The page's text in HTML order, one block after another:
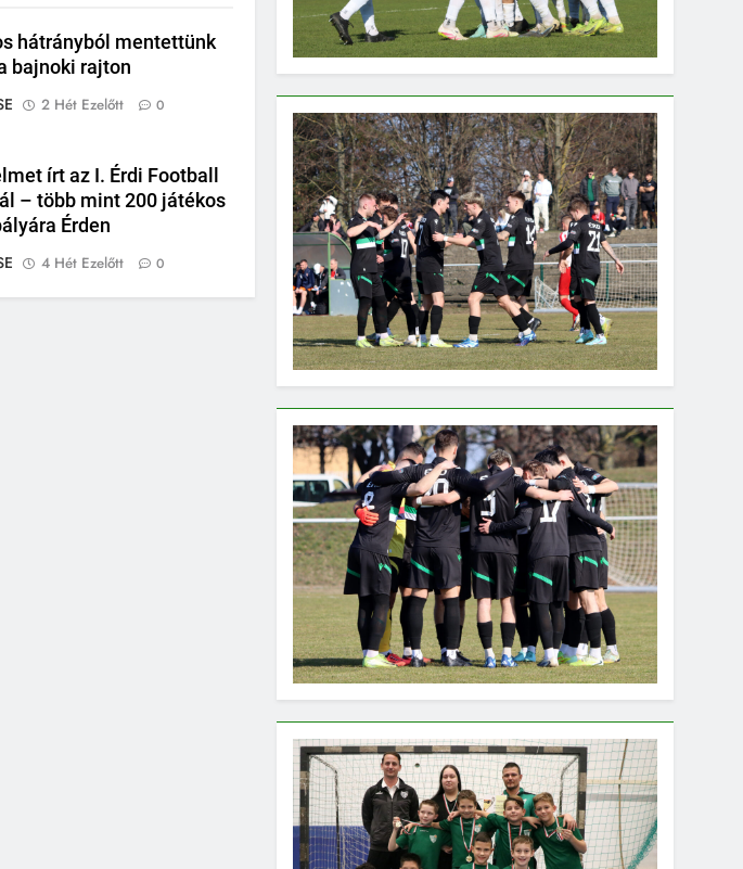
hátrányból mentettünk
bajnoki rajton
2 Hét Ezelőtt 0
írt az I. Érdi Football
– több mint 200 játékos
Érden
4 Hét Ezelőtt 0